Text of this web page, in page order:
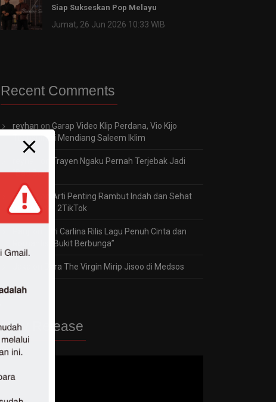
Siap Sukseskan Pop Melayu
Jumat, 26 Jun 2026 10:33 WIB
Recent Comments
reyhan on Garap Video Klip Perdana, Vio Kijo
Terinspirasi Mendiang Saleem Iklim
Trayen Ngaku Pernah Terjebak Jadi
“Bad Boy”
reyhan
Arti Penting Rambut Indah dan Sehat
bagi Gladys 2TikTok
Fitri Carlina Rilis Lagu Penuh Cinta dan
Romantis “Bukit Berbunga”
Dara The Virgin Mirip Jisoo di Medsos
New Release